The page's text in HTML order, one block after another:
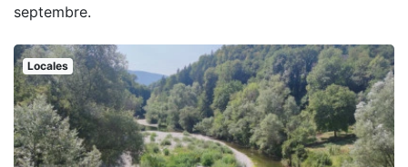
septembre.
Locales